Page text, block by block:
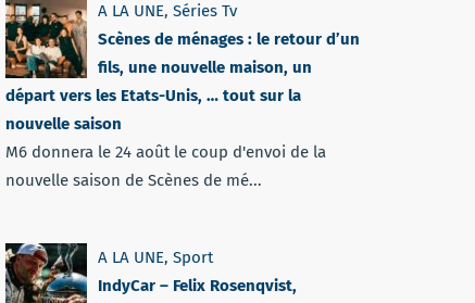
A LA UNE, Séries Tv
Scènes de ménages : le retour d’un
fils, une nouvelle maison, un
départ vers les Etats-Unis, … tout sur la
nouvelle saison
M6 donnera le 24 août le coup d'envoi de la
nouvelle saison de Scènes de mé...
A LA UNE, Sport
IndyCar – Felix Rosenqvist,